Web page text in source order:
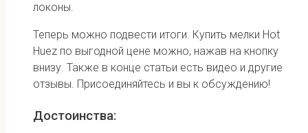
локоны.
Теперь можно подвести итоги. Купить мелки Hot
Huez по выгодной цене можно, нажав на кнопку
внизу. Также в конце статьи есть видео и другие
отзывы. Присоединяйтесь и вы к обсуждению!
Достоинства: